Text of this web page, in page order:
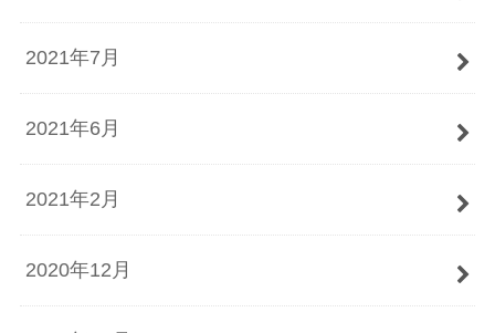
2021年7月
2021年6月
2021年2月
2020年12月